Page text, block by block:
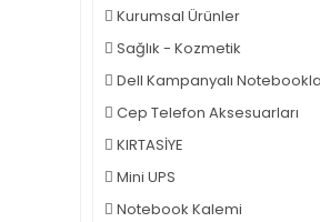
Kurumsal Ürünler
Sağlık - Kozmetik
Dell Kampanyalı
Cep Telefon Aksesuarları
KIRTASİYE
Mini UPS
Notebook Kalemi